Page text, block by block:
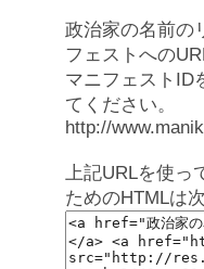
政治家の名前の
フェストへの
マニフェストID
てください。
http://
上記URLを使っ
ためのHTMLは